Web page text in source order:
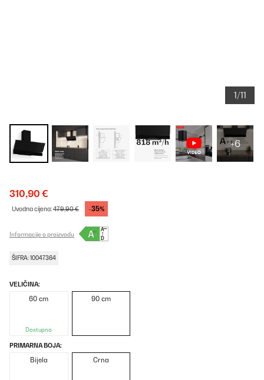
1/11
+6
310,90 €
Uvodna cijena:479,90 € -35%
Informacije o proizvodu
ŠIFRA: 10047364
VELIČINA:
60 cm
Dostupno
90 cm
PRIMARNA BOJA:
Bijela Crna